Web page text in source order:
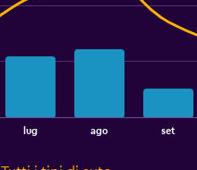
lug ago set